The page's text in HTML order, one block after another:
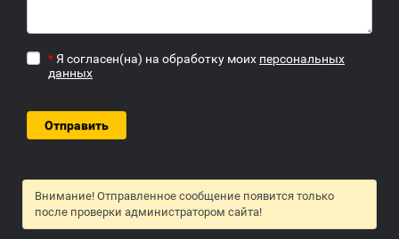
*Я согласен(на) на обработку моих персональных
данных
Внимание! Отправленное сообщение появится только
после проверки администратором сайта!